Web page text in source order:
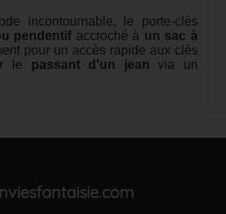
incontournable, le porte-clés
pendentif accroché à un sac à
pour un accès rapide aux clés
le passant d'un jean via un